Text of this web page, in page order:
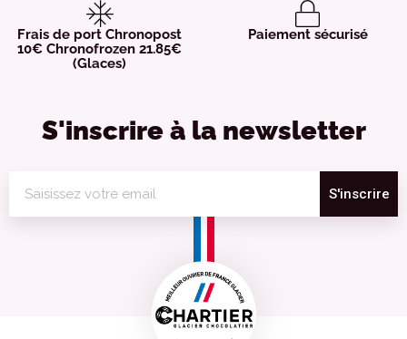
Frais de port Chronopost
10€ Chronofrozen 21.85€
(Glaces)
Paiement sécurisé
S'inscrire à la newsletter
S'inscrire